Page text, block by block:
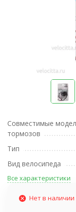
Совместимые
тормозов
Тип
Вид велосипеда
Все характеристики
Нет в наличии